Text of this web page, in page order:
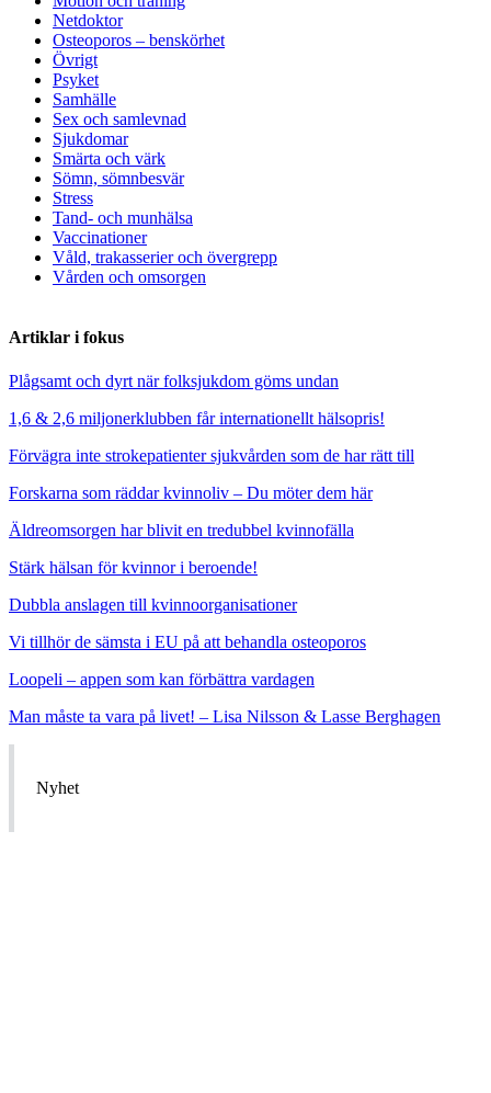
Netdoktor
Osteoporos – benskörhet
Övrigt
Psyket
Samhälle
Sex och samlevnad
Sjukdomar
Smärta och värk
Sömn, sömnbesvär
Stress
Tand- och munhälsa
Vaccinationer
Våld, trakasserier och övergrepp
Vården och omsorgen
Artiklar i fokus
Plågsamt och dyrt när folksjukdom göms undan
1,6 & 2,6 miljonerklubben får internationellt hälsopris!
Förvägra inte strokepatienter sjukvården som de har rätt till
Forskarna som räddar kvinnoliv – Du möter dem här
Äldreomsorgen har blivit en tredubbel kvinnofälla
Stärk hälsan för kvinnor i beroende!
Dubbla anslagen till kvinnoorganisationer
Vi tillhör de sämsta i EU på att behandla osteoporos
Loopeli – appen som kan förbättra vardagen
Man måste ta vara på livet! – Lisa Nilsson & Lasse Berghagen
Nyhet